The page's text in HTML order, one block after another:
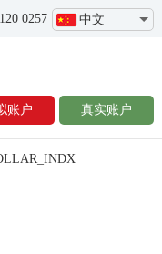
0257 中文
账户 真实账户